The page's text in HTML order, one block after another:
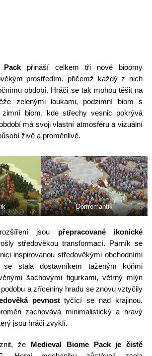
Pack přináší celkem tři nové bioomy
prostředím, přičemž každý z nich
období. Hráči se tak mohou těšit na
zelenými loukami, podzimní biom s
biom, kde střechy vesnic pokrývá
má svoji vlastní atmosféru a vizuální
živě a proměnlivě.
Dorfromantik
jsou přepracované ikonické
středověkou transformací. Parník se
inspirovanou středověkými obchodními
se stala dostavníkem taženým koňmi
šachovými figurkami, větrný mlýn
a zříceniny hradu se znovu vztyčily
pevnosttyčící se nad krajinou.
zachovává minimalistický a hravý
jsou hráči zvyklí.
že Medieval Biome Pack je čistě